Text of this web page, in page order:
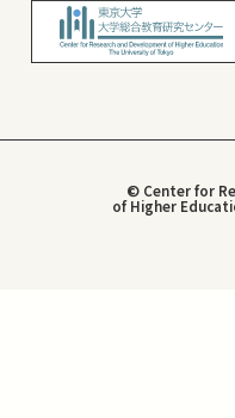
© Center for
of Higher